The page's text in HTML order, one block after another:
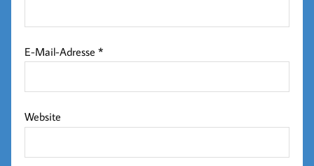
E-Mail-Adresse*
Website